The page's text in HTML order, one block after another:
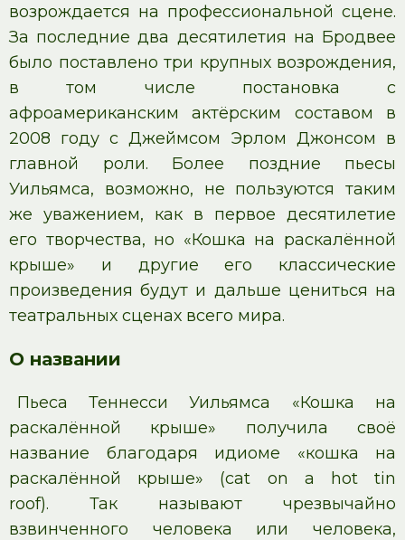
возрождается на профессиональной сцене.
За последние два десятилетия на Бродвее
было поставлено три крупных возрождения,
в том числе постановка с
афроамериканским актёрским составом в
2008 году с Джеймсом Эрлом Джонсом в
главной роли. Более поздние пьесы
Уильямса, возможно, не пользуются таким
же уважением, как в первое десятилетие
его творчества, но «Кошка на раскалённой
крыше» и другие его классические
произведения будут и дальше цениться на
театральных сценах всего мира.
О названии
Пьеса Теннесси Уильямса «Кошка на
раскалённой крыше» получила своё
название благодаря идиоме «кошка на
раскалённой крыше» (cat on a hot tin
roof). Так называют чрезвычайно
взвинченного человека или человека,